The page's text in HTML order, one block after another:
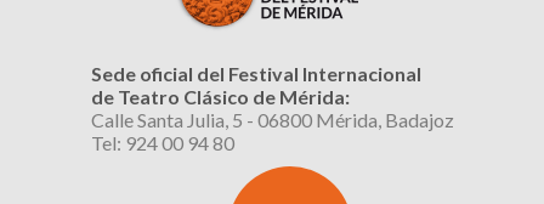
Sede oficial del Festival Internacional
de Teatro Clásico de Mérida:
Calle Santa Julia, 5 - 06800 Mérida, Badajoz
Tel: 924 00 94 80